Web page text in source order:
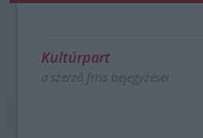
Kultúrpart
a szerző friss bejegyzései